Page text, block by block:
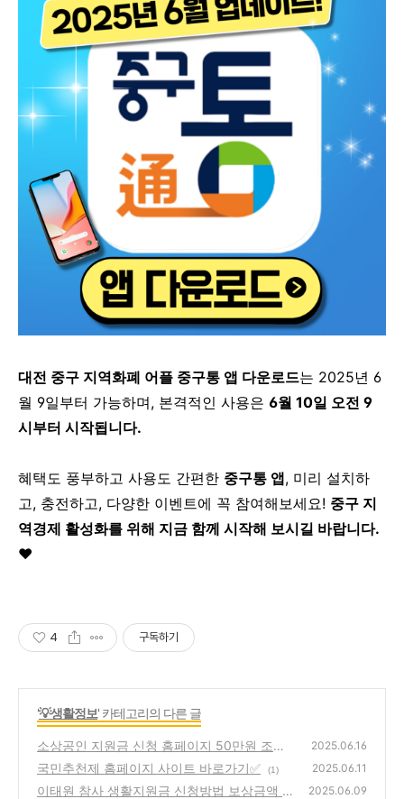
대전 중구 지역화폐 어플 중구통 앱 다운로드는 2025년 6
월 9일부터 가능하며, 본격적인 사용은 6월 10일 오전 9
시부터 시작됩니다.
혜택도 풍부하고 사용도 간편한 중구통 앱, 미리 설치하
고, 충전하고, 다양한 이벤트에 꼭 참여해보세요! 중구 지
역경제 활성화를 위해 지금 함께 시작해 보시길 바랍니다.
❤️
4 구독하기
'💡생활정보' 카테고리의 다른 글
소상공인 지원금 신청 홈페이지 50만원 조건
기간✅
(1)
2025.06.16
국민추천제 홈페이지 사이트 바로가기✅ (1) 2025.06.11
이태원 참사 생활지원금 신청방법 보상금액 ✅ 2025.06.09